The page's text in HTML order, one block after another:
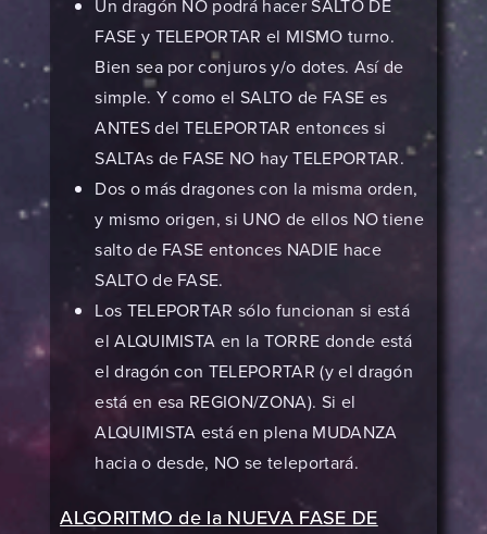
Un dragón NO podrá hacer SALTO DE
FASE y TELEPORTAR el MISMO turno.
Bien sea por conjuros y/o dotes. Así de
simple. Y como el SALTO de FASE es
ANTES del TELEPORTAR entonces si
SALTAs de FASE NO hay TELEPORTAR.
Dos o más dragones con la misma orden,
y mismo origen, si UNO de ellos NO tiene
salto de FASE entonces NADIE hace
SALTO de FASE.
Los TELEPORTAR sólo funcionan si está
el ALQUIMISTA en la TORRE donde está
el dragón con TELEPORTAR (y el dragón
está en esa REGION/ZONA). Si el
ALQUIMISTA está en plena MUDANZA
hacia o desde, NO se teleportará.
ALGORITMO de la NUEVA FASE DE